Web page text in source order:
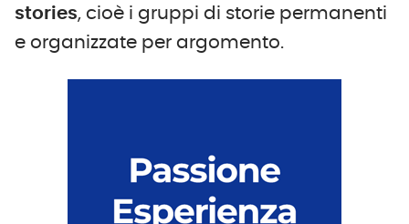
stories, cioè i gruppi di storie permanenti
e organizzate per argomento.